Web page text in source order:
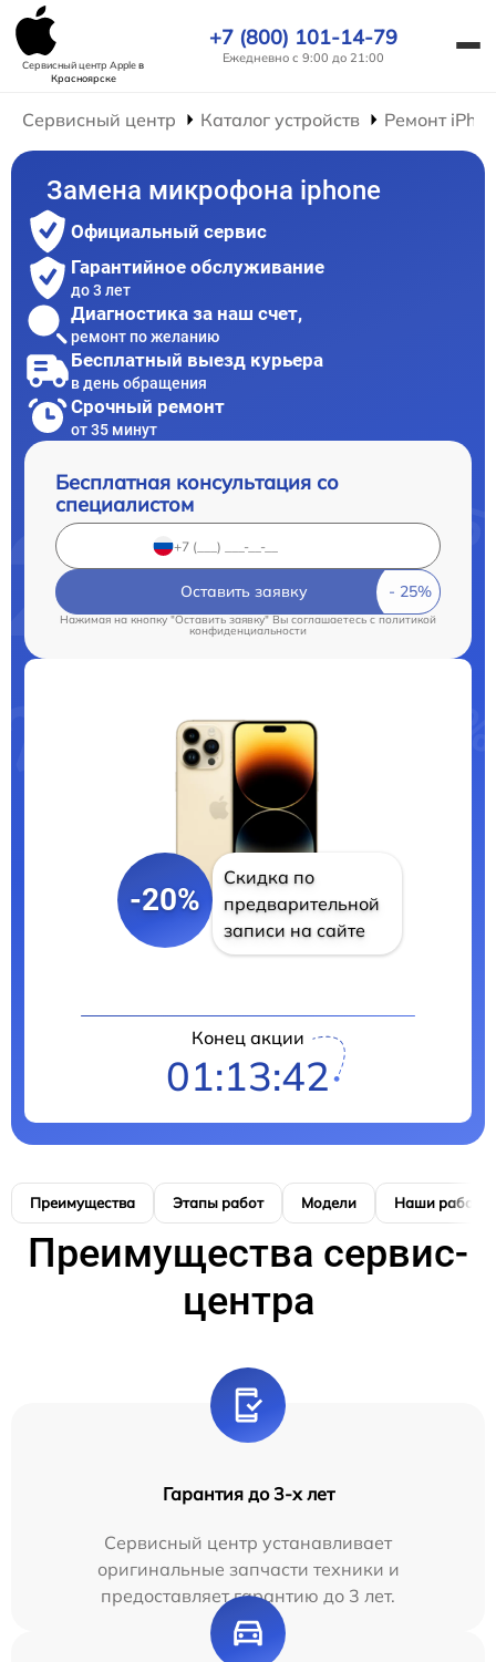
Сервисный центр Appleв
Красноярске
+7 (800) 101-14-79
Ежедневно с 9:00 до 21:00
Сервисный центр Каталог устройств Ремонт
Замена микрофона iphone
Официальный сервис
Гарантийное обслуживание
до 3 лет
Диагностика за наш счет,
ремонт по желанию
Бесплатный выезд курьера
в день обращения
Срочный ремонт
от 35 минут
Бесплатная консультация со
специалистом
Оставить заявку
Нажимая на кнопку "Оставить заявку" Вы соглашаетесь cполитикой
конфиденциальности
-20%
Скидка по
предварительной
записи на сайте
Конец акции
01:13:41
Преимущества Этапы работ Модели Наши работы
Преимущества сервис-
центра
Гарантия до 3-х лет
Сервисный центр устанавливает
оригинальные запчасти техники и
предоставляет гарантию до 3 лет.